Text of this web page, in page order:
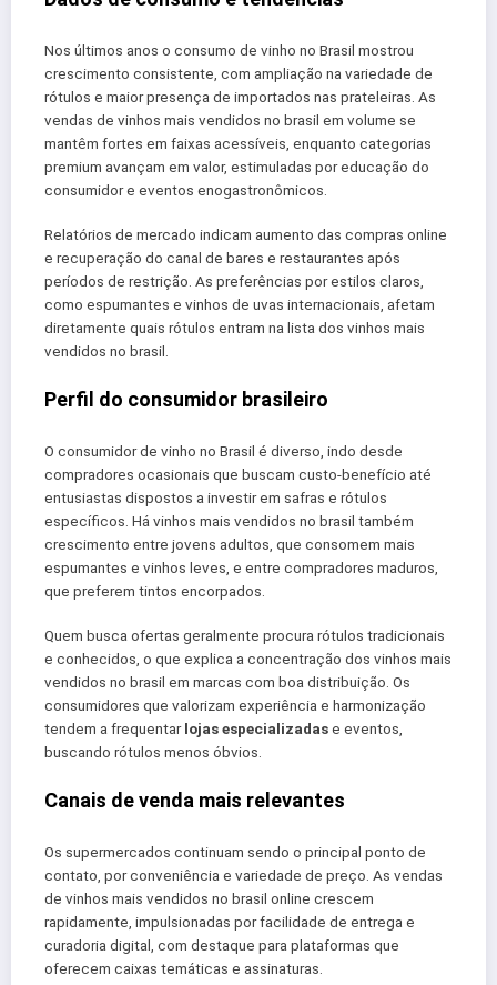
Nos últimos anos o consumo de vinho no Brasil mostrou
crescimento consistente, com ampliação na variedade de
rótulos e maior presença de importados nas prateleiras. As
vendas de vinhos mais vendidos no brasil em volume se
mantêm fortes em faixas acessíveis, enquanto categorias
premium avançam em valor, estimuladas por educação do
consumidor e eventos enogastronômicos.
Relatórios de mercado indicam aumento das compras online
e recuperação do canal de bares e restaurantes após
períodos de restrição. As preferências por estilos claros,
como espumantes e vinhos de uvas internacionais, afetam
diretamente quais rótulos entram na lista dos vinhos mais
vendidos no brasil.
Perfil do consumidor brasileiro
O consumidor de vinho no Brasil é diverso, indo desde
compradores ocasionais que buscam custo-benefício até
entusiastas dispostos a investir em safras e rótulos
específicos. Há vinhos mais vendidos no brasil também
crescimento entre jovens adultos, que consomem mais
espumantes e vinhos leves, e entre compradores maduros,
que preferem tintos encorpados.
Quem busca ofertas geralmente procura rótulos tradicionais
e conhecidos, o que explica a concentração dos vinhos mais
vendidos no brasil em marcas com boa distribuição. Os
consumidores que valorizam experiência e harmonização
tendem a frequentarlojas especializadase eventos,
buscando rótulos menos óbvios.
Canais de venda mais relevantes
Os supermercados continuam sendo o principal ponto de
contato, por conveniência e variedade de preço. As vendas
de vinhos mais vendidos no brasil online crescem
rapidamente, impulsionadas por facilidade de entrega e
curadoria digital, com destaque para plataformas que
oferecem caixas temáticas e assinaturas.